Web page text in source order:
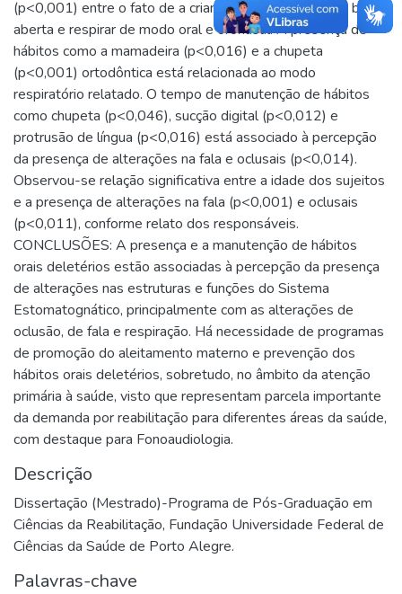
(p<0,001) entre o fato de a criança permanecer com a boca
aberta e respirar de modo oral e oronasal. A presença de
hábitos como a mamadeira (p<0,016) e a chupeta
(p<0,001) ortodôntica está relacionada ao modo
respiratório relatado. O tempo de manutenção de hábitos
como chupeta (p<0,046), sucção digital (p<0,012) e
protrusão de língua (p<0,016) está associado à percepção
da presença de alterações na fala e oclusais (p<0,014).
Observou-se relação significativa entre a idade dos sujeitos
e a presença de alterações na fala (p<0,001) e oclusais
(p<0,011), conforme relato dos responsáveis.
CONCLUSÕES: A presença e a manutenção de hábitos
orais deletérios estão associadas à percepção da presença
de alterações nas estruturas e funções do Sistema
Estomatognático, principalmente com as alterações de
oclusão, de fala e respiração. Há necessidade de programas
de promoção do aleitamento materno e prevenção dos
hábitos orais deletérios, sobretudo, no âmbito da atenção
primária à saúde, visto que representam parcela importante
da demanda por reabilitação para diferentes áreas da saúde,
com destaque para Fonoaudiologia.
Descrição
Dissertação (Mestrado)-Programa de Pós-Graduação em
Ciências da Reabilitação, Fundação Universidade Federal de
Ciências da Saúde de Porto Alegre.
Palavras-chave